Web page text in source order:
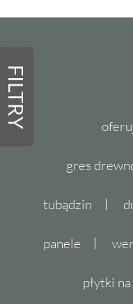
FILTRY
gres
tubądzin
panele
płytki